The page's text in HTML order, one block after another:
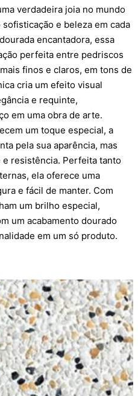
verdadeira joia no mundo
e beleza em cada
encantadora, essa
perfeita entre pedriscos
finos e claros, em tons de
cria um efeito visual
e requinte,
em uma obra de arte.
um toque especial, a
pela sua aparência, mas
resistência. Perfeita tanto
ela oferece uma
e fácil de manter. Com
um brilho especial,
um acabamento dourado
em um só produto.